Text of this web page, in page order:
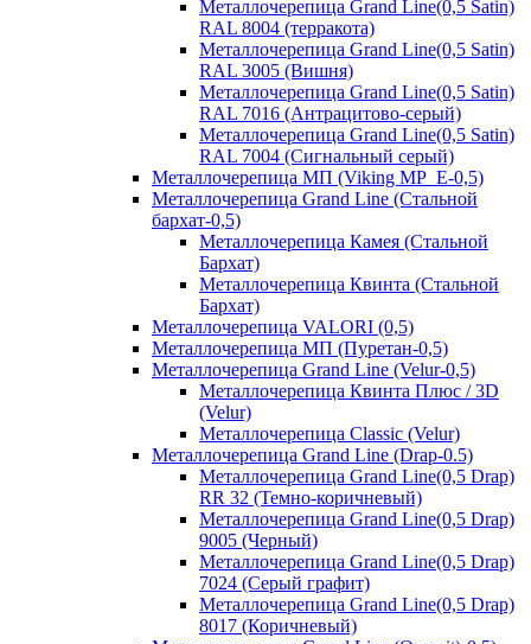
Металлочерепица Grand Line(0,5 Satin)
RAL 8004 (терракота)
Металлочерепица Grand Line(0,5 Satin)
RAL 3005 (Вишня)
Металлочерепица Grand Line(0,5 Satin)
RAL 7016 (Антрацитово-серый)
Металлочерепица Grand Line(0,5 Satin)
RAL 7004 (Сигнальный серый)
Металлочерепица МП (Viking MP_E-0,5)
Металлочерепица Grand Line (Стальной
бархат-0,5)
Металлочерепица Камея (Стальной
Бархат)
Металлочерепица Квинта (Стальной
Бархат)
Металлочерепица VALORI (0,5)
Металлочерепица МП (Пуретан-0,5)
Металлочерепица Grand Line (Velur-0,5)
Металлочерепица Квинта Плюс / 3D
(Velur)
Металлочерепица Classic (Velur)
Металлочерепица Grand Line (Drap-0.5)
Металлочерепица Grand Line(0,5 Drap)
RR 32 (Темно-коричневый)
Металлочерепица Grand Line(0,5 Drap)
9005 (Черный)
Металлочерепица Grand Line(0,5 Drap)
7024 (Серый графит)
Металлочерепица Grand Line(0,5 Drap)
8017 (Коричневый)